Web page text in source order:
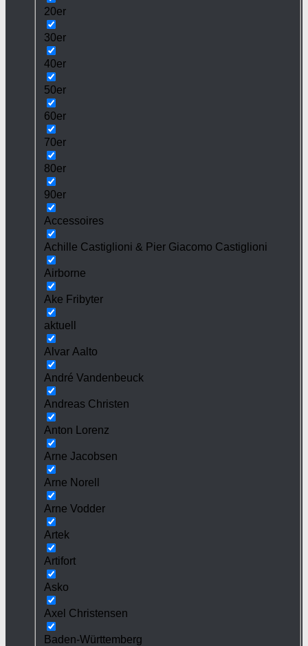
20er
30er
40er
50er
60er
70er
80er
90er
Accessoires
Achille Castiglioni & Pier Giacomo Castiglioni
Airborne
Ake Fribyter
aktuell
Alvar Aalto
André Vandenbeuck
Andreas Christen
Anton Lorenz
Arne Jacobsen
Arne Norell
Arne Vodder
Artek
Artifort
Asko
Axel Christensen
Baden-Württemberg